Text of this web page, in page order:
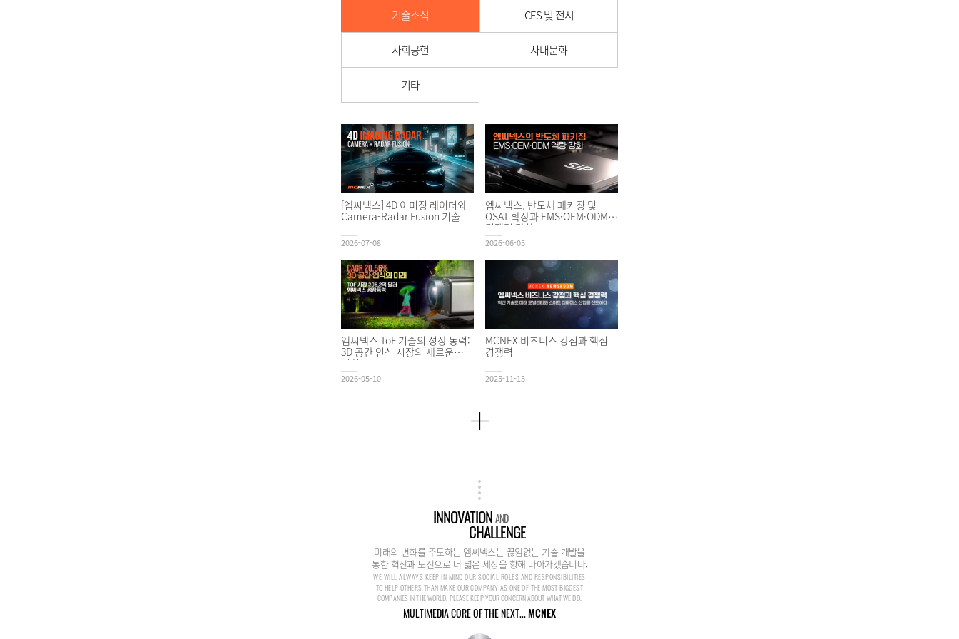
기술소식 CES 및 전시
사회공헌 사내문화
기타
[엠씨넥스] 4D 이미징 레이더와
Camera-Radar Fusion 기술
2026-07-08
엠씨넥스, 반도체 패키징 및
OSAT 확장과 EMS·OEM·ODM
경쟁력 강화
2026-06-05
엠씨넥스 ToF 기술의 성장 동력:
3D 공간 인식 시장의 새로운
기회
2026-05-10
MCNEX 비즈니스 강점과 핵심
경쟁력
2025-11-13
INNOVATIONAND
CHALLENGE
미래의 변화를 주도하는 엠씨넥스는 끊임없는 기술 개발을
통한 혁신과 도전으로 더 넓은 세상을 향해 나아가겠습니다.
WE WILL ALWAYS KEEP IN MIND OUR SOCIAL ROLES AND RESPONSIBILITIES
TO HELP OTHERS THAN MAKE OUR COMPANY AS ONE OF THE MOST BIGGEST
COMPANIES IN THE WORLD. PLEASE KEEP YOUR CONCERN ABOUT WHAT WE DO.
MULTIMEDIA CORE OF THE NEXT...MCNEX